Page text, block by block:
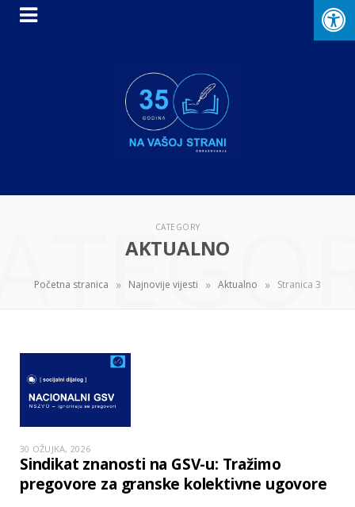
CATEGORY
AKTUALNO
Početna stranica » Najnovije vijesti » Aktualno » Stranica 3
30 OŽUJKA, 2026
Sindikat znanosti na GSV-u: Tražimo
pregovore za granske kolektivne ugovore